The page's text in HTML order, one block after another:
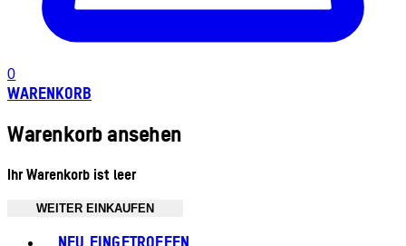
0
WARENKORB
Warenkorb ansehen
Ihr Warenkorb ist leer
WEITER EINKAUFEN
NEU EINGETROFFEN